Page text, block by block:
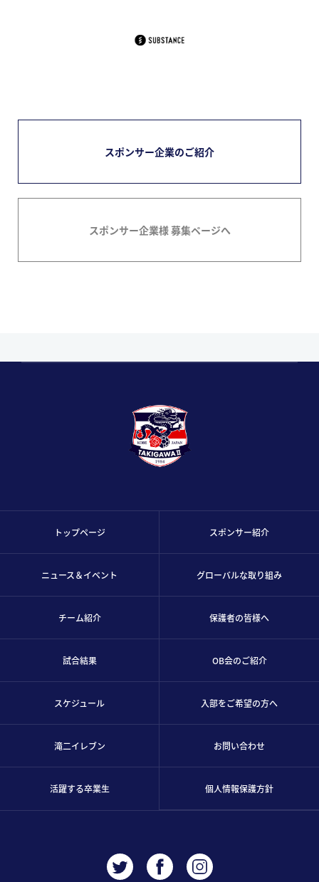
スポンサー企業のご紹介
スポンサー企業様 募集ページへ
トップページ
ニュース＆イベント
チーム紹介
試合結果
スケジュール
滝二イレブン
活躍する卒業生
スポンサー紹介
グローバルな取り組み
保護者の皆様へ
OB会のご紹介
入部をご希望の方へ
お問い合わせ
個人情報保護方針